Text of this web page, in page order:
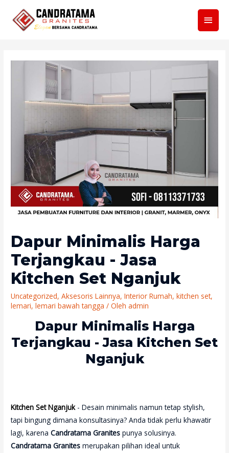
Dapur Minimalis Harga
Terjangkau - Jasa
Kitchen Set Nganjuk
Uncategorized,Aksesoris Lainnya,Interior Rumah,kitchen set,
lemari,lemari bawah tangga / Oleh admin
Dapur Minimalis Harga
Terjangkau - Jasa Kitchen Set
Nganjuk
Kitchen Set Nganjuk- Desain minimalis namun tetap stylish,
tapi bingung dimana konsultasinya? Anda tidak perlu khawatir
lagi, karenaCandratama Granitespunya solusinya.
Candratama Granitesmerupakan pilihan ideal untuk